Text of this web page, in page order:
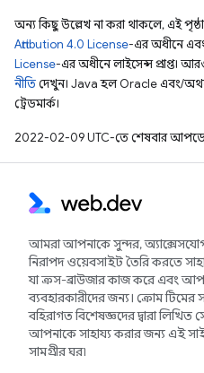
অন্য কিছু উল্লেখ না করা থাকলে, এই
Attribution 4.0 License-এর অধীনে
License-এর অধীনে লাইসেন্স প্রাপ্ত।
নীতিদেখুন। Java হল Oracle এবং/অথবা
ট্রেডমার্ক।
2022-02-09 UTC-তে শেষবার
আমরা আপনাকে সুন্দর,
নিরাপদ ওয়েবসাইট তৈরি করতে
যা ক্রস-ব্রাউজার কাজ করে এবং
ব্যবহারকারীদের জন্য। ক্রোম টিমের
বহিরাগত বিশেষজ্ঞদের দ্বারা লিখিত
আপনাকে সাহায্য করার জন্য এই
সামগ্রীর ঘর৷